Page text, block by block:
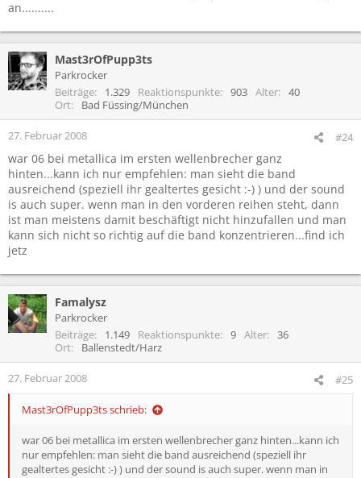
an..........
Mast3rOfPupp3ts
Parkrocker
Beiträge
1.329 Reaktionspunkte 903 Alter
40
Ort
Bad Füssing/München
27. Februar 2008 #24
war 06 bei metallica im ersten wellenbrecher ganz
hinten...kann ich nur empfehlen: man sieht die band
ausreichend (speziell ihr gealtertes gesicht :-) ) und der sound
is auch super. wenn man in den vorderen reihen steht, dann
ist man meistens damit beschäftigt nicht hinzufallen und man
kann sich nicht so richtig auf die band konzentrieren...find ich
jetz
Famalysz
Parkrocker
Beiträge
1.149 Reaktionspunkte 9 Alter
36
Ort
Ballenstedt/Harz
27. Februar 2008 #25
Mast3rOfPupp3ts schrieb:
war 06 bei metallica im ersten wellenbrecher ganz hinten...kann ich
nur empfehlen: man sieht die band ausreichend (speziell ihr
gealtertes gesicht :-) ) und der sound is auch super. wenn man in